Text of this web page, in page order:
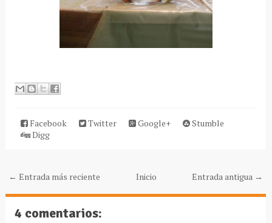
Facebook Twitter Google+
Stumble
Digg
← Entrada más reciente Entrada antigua →
Inicio
4 comentarios: